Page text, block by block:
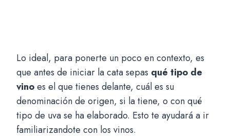
Lo ideal, para ponerte un poco en contexto, es
que antes de iniciar la cata sepas qué tipo de
vinoes el que tienes delante, cuál es su
denominación de origen, si la tiene, o con qué
tipo de uva se ha elaborado. Esto te ayudará a ir
familiarizandote con los vinos.